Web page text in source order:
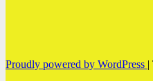
Proudly powered by WordPress |